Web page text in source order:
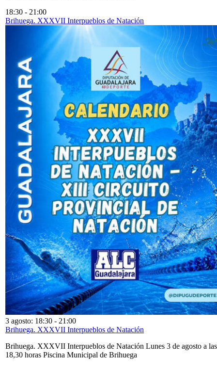
18:30 - 21:00
Brihuega. XXXVII Interpueblos de Natación
3 agosto: 18:30 - 21:00
Brihuega. XXXVII Interpueblos de Natación
Brihuega. XXXVII Interpueblos de Natación Lunes 3 de agosto a las
18,30 horas Piscina Municipal de Brihuega